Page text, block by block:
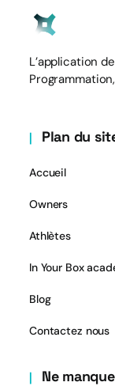
L’application
Plan du
Accueil
Owners
Athlètes
In Your Box
Blog
Contactez nous
Ne